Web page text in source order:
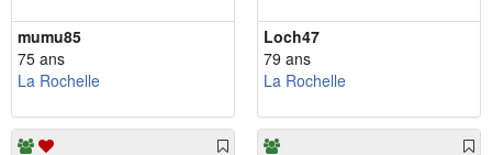
mumu85
75 ans
La Rochelle
Loch47
79 ans
La Rochelle